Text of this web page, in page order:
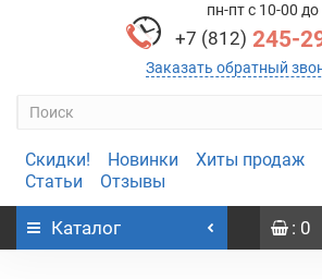
пн-пт с 10-00
+7 (812) 245-
Заказать обратный
Скидки! Новинки Хиты продаж
Статьи
Отзывы
Каталог : 0